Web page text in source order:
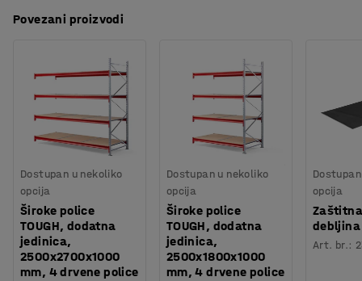
Osnovna jedinica se jednostavno montira vješanjem
kojoj visini, a zatim stavljanje police na gornju stranu
nosača. Stupovi imaju noge namijenjene za
pričvršćivanje u pod.
Dopunite svoju jedinicu s policama s dodatnim sekcijama
kako bi produljili širinu polica i stvorili optimalno rješenje
za spremanje u zahtjevnim okruženjima. Dodatne
jedinice i dodatne police se prodaju posebno (vidi
dodatke).
Boja nosača: Crvena
Iverica
Broj polica: 4
Nosivost police (ravnomjerno raspoređene)
Potreban broj osoba
Procjena vremena
244,34 kg
Montaža: Dolazi nesastavljeno
Testirano
EN 15512, DGUV Regel 108-007
Preuzmite korisnički priručnik
Povezani proizvodi
Dostupan u nekoliko
opcija
Široke police
TOUGH, dodatna
jedinica,
2500x2700x1000
mm, 4 drvene police
Dostupan u nekoliko
opcija
Široke police
TOUGH, dodatna
jedinica,
2500x1800x1000
mm, 4 drvene police
opcija
Art. br.: